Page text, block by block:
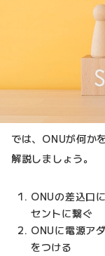
では、ONUが何か
解説しましょう。
ONUの差込口
セントに繋ぐ
ONUに電源ア
をつける